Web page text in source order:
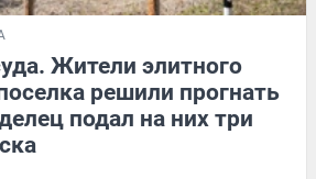
Жители элитного
решили прогнать
подал на них три